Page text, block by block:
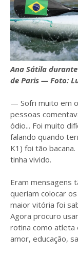
Ana Sátila
de Paris — Foto:
— Sofri muito em
pessoas
ódio... Foi muito
falando quando
K1) foi tão
tinha vivido.
Eram mensagens
queriam colocar
maior vitória foi
Agora procuro
rotina como atleta
amor, educação,